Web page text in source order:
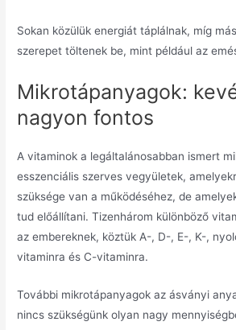
Sokan közülük energiát táplálnak, míg
szerepet töltenek be, mint például az
Mikrotápanyagok:
nagyon fontos
A vitaminok a legáltalánosabban ismert
esszenciális szerves vegyületek,
szüksége van a működéséhez, de
tud előállítani.Tizenhárom különböző
az embereknek, köztük A-, D-, E-, K-,
vitaminra és C-vitaminra.
További mikrotápanyagok az ásványi
nincs szükségünk olyan nagy